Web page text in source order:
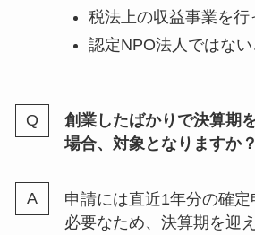
税法上の収益事業を行
認定NPO法人ではない
創業したばかりで決算期
場合、対象となりますか？
申請には直近1年分の確
必要なため、決算期を迎